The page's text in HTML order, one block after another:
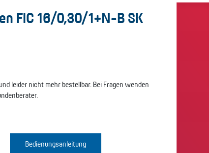
FIC 16/0,30/1+N-B SK
leider nicht mehr bestellbar. Bei Fragen wenden
Bedienungsanleitung